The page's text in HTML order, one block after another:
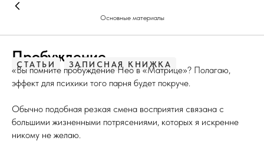
Основные материалы
Пробуждение
СТАТЬИ ЗАПИСНАЯ КНИЖКА
«Вы помните пробуждение Нео в «Матрице»? Полагаю,
эффект для психики того парня будет покруче.
Обычно подобная резкая смена восприятия связана с
большими жизненными потрясениями, которых я искренне
никому не желаю.